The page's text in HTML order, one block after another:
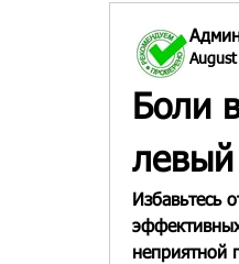
Боли
левый
Избавьтесь
неприятной